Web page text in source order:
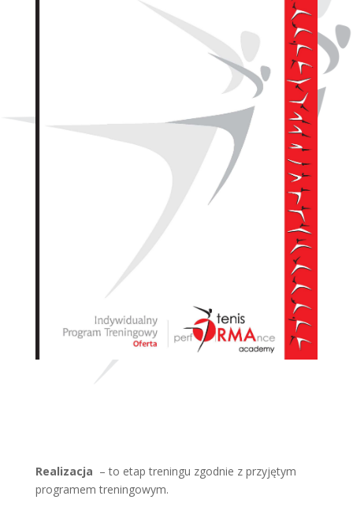
Realizacja – to etap treningu zgodnie z przyjętym
programem treningowym.